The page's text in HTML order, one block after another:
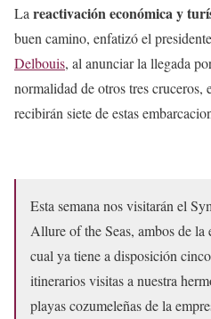
La reactivación económicay
buen camino, enfatizó el
Delbouis, al anunciar la llegada
normalidad de otros tres cruceros,
recibirán siete de estas
Esta semana nos visitarán el
Allure of the Seas, ambos de la
cual ya tiene a disposición
itinerarios visitas a nuestra
playas cozumeleñas de la